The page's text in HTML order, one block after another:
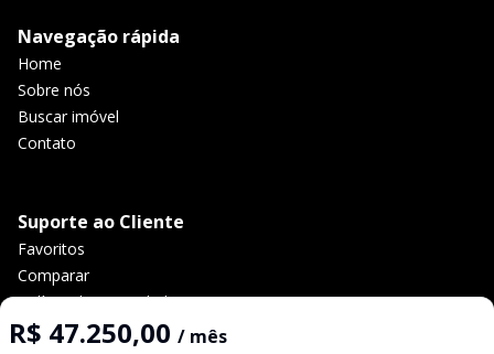
R$ 47.250,00 / mês
Navegação rápida
Home
Sobre nós
Buscar imóvel
Contato
Suporte ao Cliente
Favoritos
Comparar
Política de privacidade